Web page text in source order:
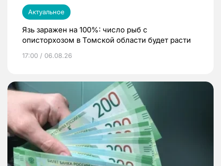
Актуальное
Язь заражен на 100%: число рыб с
описторхозом в Томской области будет расти
17:00 / 06.08.26